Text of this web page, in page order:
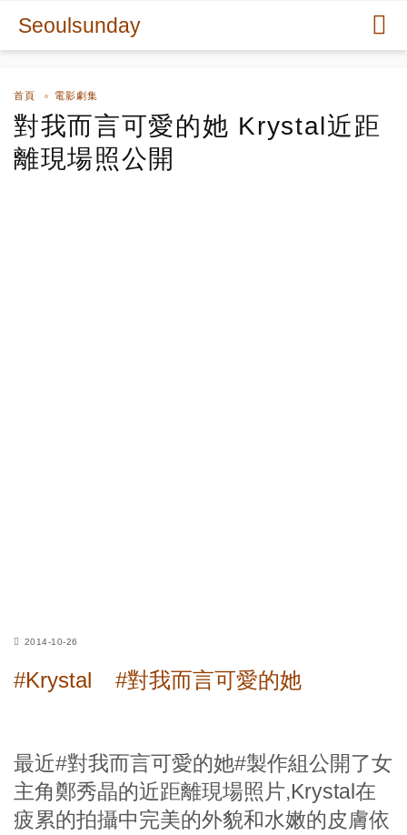
Seoulsunday
首頁 電影劇集
對我而言可愛的她 Krystal近距
離現場照公開
2014-10-26
#Krystal #對我而言可愛的她
最近#對我而言可愛的她#製作組公開了女
主角鄭秀晶的近距離現場照片,Krystal在
疲累的拍攝中完美的外貌和水嫩的皮膚依